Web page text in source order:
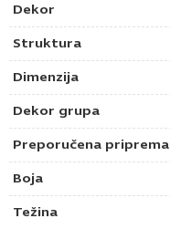
Dekor
Struktura
Dimenzija
Dekor grupa
Preporučena priprema
Boja
Težina